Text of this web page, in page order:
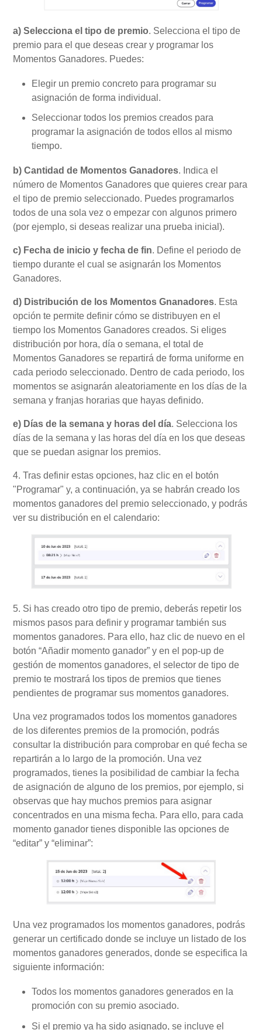
a) Selecciona el tipo de premio. Selecciona el tipo de
premio para el que deseas crear y programar los
Momentos Ganadores. Puedes:
Elegir un premio concreto para programar su
asignación de forma individual.
Seleccionar todos los premios creados para
programar la asignación de todos ellos al mismo
tiempo.
b) Cantidad de Momentos Ganadores. Indica el
número de Momentos Ganadores que quieres crear para
el tipo de premio seleccionado. Puedes programarlos
todos de una sola vez o empezar con algunos primero
(por ejemplo, si deseas realizar una prueba inicial).
c) Fecha de inicio y fecha de fin. Define el periodo de
tiempo durante el cual se asignarán los Momentos
Ganadores.
d) Distribución de los Momentos Gnanadores. Esta
opción te permite definir cómo se distribuyen en el
tiempo los Momentos Ganadores creados. Si eliges
distribución por hora, día o semana, el total de
Momentos Ganadores se repartirá de forma uniforme en
cada periodo seleccionado. Dentro de cada periodo, los
momentos se asignarán aleatoriamente en los días de la
semana y franjas horarias que hayas definido.
e) Días de la semana y horas del día. Selecciona los
días de la semana y las horas del día en los que deseas
que se puedan asignar los premios.
4. Tras definir estas opciones, haz clic en el botón
"Programar" y, a continuación, ya se habrán creado los
momentos ganadores del premio seleccionado, y podrás
ver su distribución en el calendario:
5. Si has creado otro tipo de premio, deberás repetir los
mismos pasos para definir y programar también sus
momentos ganadores. Para ello, haz clic de nuevo en el
botón “Añadir momento ganador” y en el pop-up de
gestión de momentos ganadores, el selector de tipo de
premio te mostrará los tipos de premios que tienes
pendientes de programar sus momentos ganadores.
Una vez programados todos los momentos ganadores
de los diferentes premios de la promoción, podrás
consultar la distribución para comprobar en qué fecha se
repartirán a lo largo de la promoción. Una vez
programados, tienes la posibilidad de cambiar la fecha
de asignación de alguno de los premios, por ejemplo, si
observas que hay muchos premios para asignar
concentrados en una misma fecha. Para ello, para cada
momento ganador tienes disponible las opciones de
“editar” y “eliminar”:
Una vez programados los momentos ganadores, podrás
generar un certificado donde se incluye un listado de los
momentos ganadores generados, donde se especifica la
siguiente información:
Todos los momentos ganadores generados en la
promoción con su premio asociado.
Si el premio ya ha sido asignado, se incluye el